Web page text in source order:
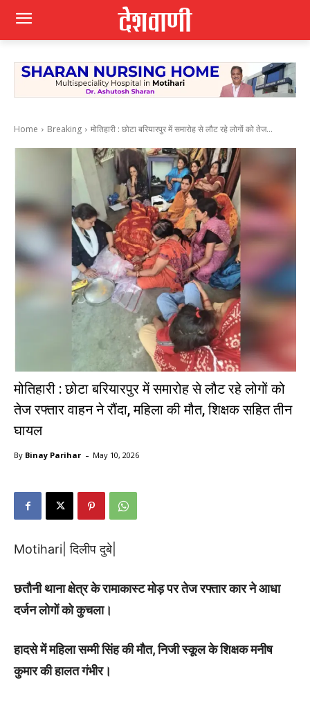
Home Breaking मोतिहारी : छोटा बरियारपुर में समारोह से लौट रहे लोगों को तेज...
मोतिहारी : छोटा बरियारपुर में समारोह से लौट रहे लोगों को
तेज रफ्तार वाहन ने रौंदा, महिला की मौत, शिक्षक सहित तीन
घायल
By Binay Parihar - May 10, 2026
Motihari| दिलीप दुबे|
छतौनी थाना क्षेत्र के रामाकास्ट मोड़ पर तेज रफ्तार कार ने आधा
दर्जन लोगों को कुचला।
हादसे में महिला सम्मी सिंह की मौत, निजी स्कूल के शिक्षक मनीष
कुमार की हालत गंभीर।